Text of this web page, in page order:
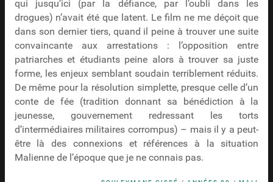
qui jusqu’ici (par la défiance, par l’oubli dans les
drogues) n’avait été que latent. Le film ne me déçoit que
dans son dernier tiers, quand il peine à trouver une suite
convaincante aux arrestations : l’opposition entre
patriarches et étudiants peine alors à trouver sa juste
forme, les enjeux semblant soudain terriblement réduits.
De même pour la résolution simplette, presque celle d’un
conte de fée (tradition donnant sa bénédiction à la
jeunesse, gouvernement redressant les torts
d’intermédiaires militaires corrompus) – mais il y a peut-
être là des connexions et références à la situation
Malienne de l’époque que je ne connais pas.